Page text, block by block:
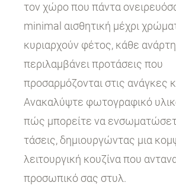
τον χώρο που πάντα
minimal αισθητική μέχρι
κυριαρχούν φέτος, κάθε
περιλαμβάνει προτάσεις που
προσαρμόζονται στις ανάγκες
Ανακαλύψτε φωτογραφικό
πώς μπορείτε να
τάσεις, δημιουργώντας μια
λειτουργική κουζίνα που
προσωπικό σας στυλ.